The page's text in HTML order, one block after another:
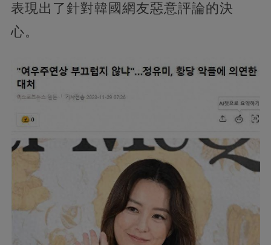
表現出了針對韓國網友惡意評論的決
心。